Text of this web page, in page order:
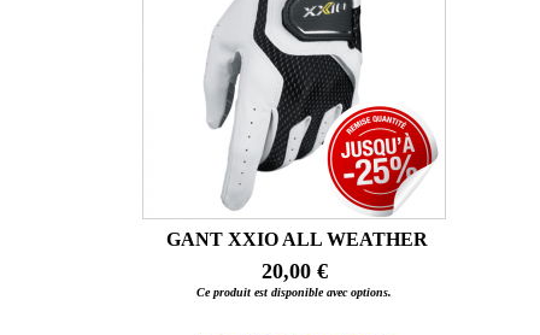
GANT XXIO ALL WEATHER
20,00 €
Ce produit est disponible avec options.